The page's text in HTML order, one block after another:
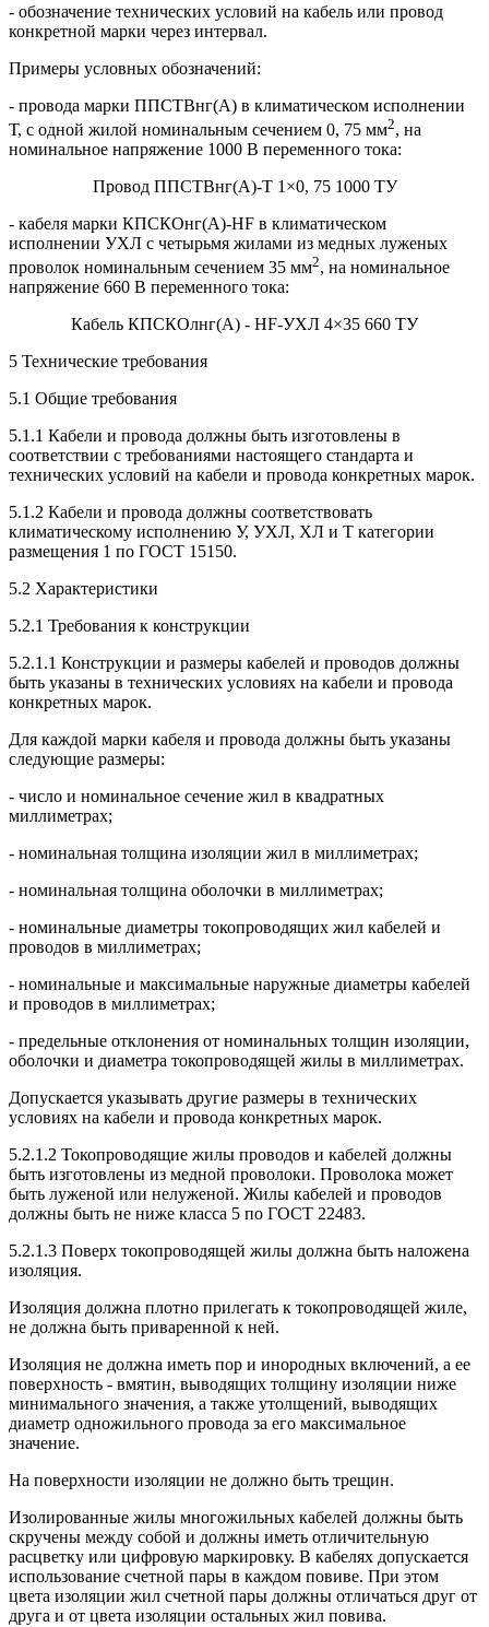
- обозначение технических условий на кабель или провод
конкретной марки через интервал.
Примеры условных обозначений:
- провода марки ППСТВнг(А) в климатическом исполнении
Т, с одной жилой номинальным сечением 0, 75 мм2, на
номинальное напряжение 1000 В переменного тока:
Провод ППСТВнг(А)-Т 1×0, 75 1000 ТУ
- кабеля марки КПСКОнг(А)-HF в климатическом
исполнении УХЛ с четырьмя жилами из медных луженых
проволок номинальным сечением 35 мм2, на номинальное
напряжение 660 В переменного тока:
Кабель КПСКОлнг(А) - HF-УХЛ 4×35 660 ТУ
5 Технические требования
5.1 Общие требования
5.1.1 Кабели и провода должны быть изготовлены в
соответствии с требованиями настоящего стандарта и
технических условий на кабели и провода конкретных марок.
5.1.2 Кабели и провода должны соответствовать
климатическому исполнению У, УХЛ, ХЛ и Т категории
размещения 1 по ГОСТ 15150.
5.2 Характеристики
5.2.1 Требования к конструкции
5.2.1.1 Конструкции и размеры кабелей и проводов должны
быть указаны в технических условиях на кабели и провода
конкретных марок.
Для каждой марки кабеля и провода должны быть указаны
следующие размеры:
- число и номинальное сечение жил в квадратных
миллиметрах;
- номинальная толщина изоляции жил в миллиметрах;
- номинальная толщина оболочки в миллиметрах;
- номинальные диаметры токопроводящих жил кабелей и
проводов в миллиметрах;
- номинальные и максимальные наружные диаметры кабелей
и проводов в миллиметрах;
- предельные отклонения от номинальных толщин изоляции,
оболочки и диаметра токопроводящей жилы в миллиметрах.
Допускается указывать другие размеры в технических
условиях на кабели и провода конкретных марок.
5.2.1.2 Токопроводящие жилы проводов и кабелей должны
быть изготовлены из медной проволоки. Проволока может
быть луженой или нелуженой. Жилы кабелей и проводов
должны быть не ниже класса 5 по ГОСТ 22483.
5.2.1.3 Поверх токопроводящей жилы должна быть наложена
изоляция.
Изоляция должна плотно прилегать к токопроводящей жиле,
не должна быть приваренной к ней.
Изоляция не должна иметь пор и инородных включений, а ее
поверхность - вмятин, выводящих толщину изоляции ниже
минимального значения, а также утолщений, выводящих
диаметр одножильного провода за его максимальное
значение.
На поверхности изоляции не должно быть трещин.
Изолированные жилы многожильных кабелей должны быть
скручены между собой и должны иметь отличительную
расцветку или цифровую маркировку. В кабелях допускается
использование счетной пары в каждом повиве. При этом
цвета изоляции жил счетной пары должны отличаться друг от
друга и от цвета изоляции остальных жил повива.